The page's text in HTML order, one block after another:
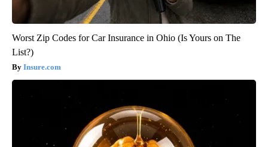
Worst Zip Codes for Car Insurance in Ohio (Is Yours on The
List?)
Insure.com